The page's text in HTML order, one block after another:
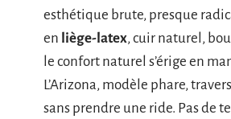
esthétique brute, presque
en liège-latex, cuir naturel,
le confort naturel s’érige en
L’Arizona, modèle phare,
sans prendre une ride. Pas de